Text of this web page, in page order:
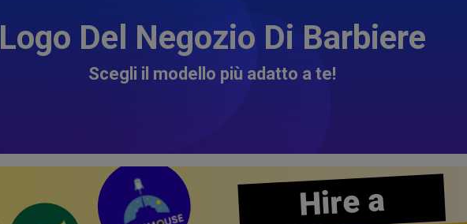
Logo Del Negozio Di Barbiere
Scegli il modello più adatto a te!
Hire a